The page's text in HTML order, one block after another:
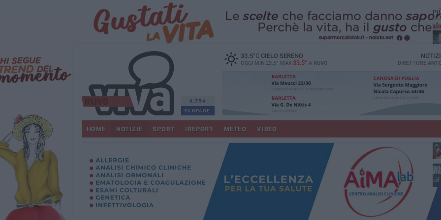
6.754
FANPAGE
33.5°CCIELO SERENO
OGGI MIN 23.5° MAX 33.5° A RUVO DIRETTORE
HOME NOTIZIE SPORT IREPORT METEO VIDEO